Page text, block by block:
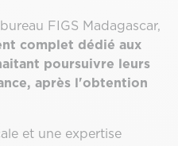
FIGS Madagascar,
complet dédié aux
poursuivre leurs
après l'obtention
et une expertise